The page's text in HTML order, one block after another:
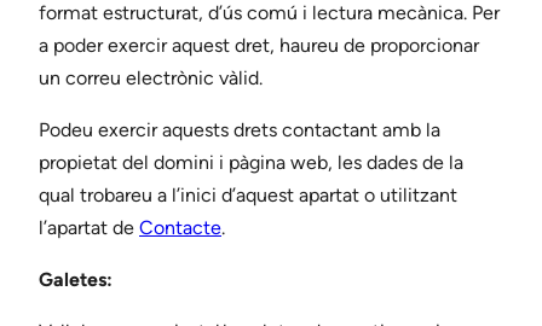
format estructurat, d’ús comú i lectura mecànica. Per
a poder exercir aquest dret, haureu de proporcionar
un correu electrònic vàlid.
Podeu exercir aquests drets contactant amb la
propietat del domini i pàgina web, les dades de la
qual trobareu a l’inici d’aquest apartat o utilitzant
l’apartat de Contacte.
Galetes: